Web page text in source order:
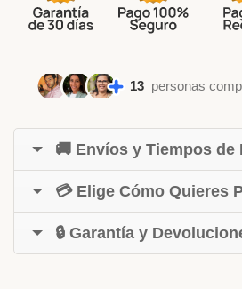
13 personas
🚚 Envíos y Tiempos de
💳 Elige Cómo Quieres
🔒 Garantía y